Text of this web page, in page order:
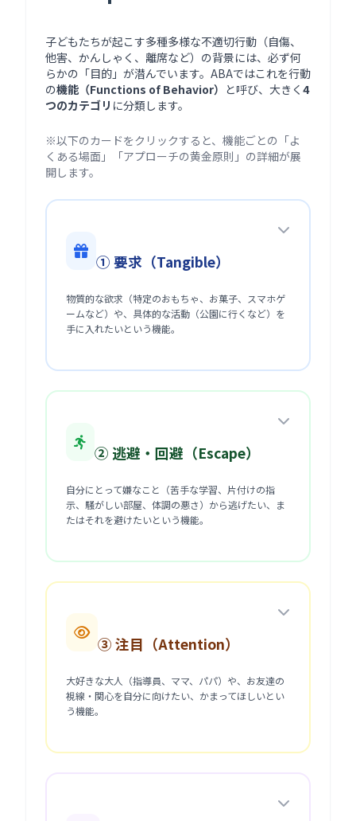
子どもたちが起こす多種多様な不適切行動（自傷、
他害、かんしゃく、離席など）の背景には、必ず何
らかの「目的」が潜んでいます。ABAではこれを行動
の機能（Functions of Behavior） と呼び、大きく 4
つのカテゴリ に分類します。
※以下のカードをクリックすると、機能ごとの「よ
くある場面」「アプローチの黄金原則」の詳細が展
開します。
① 要求（Tangible）
物質的な欲求（特定のおもちゃ、お菓子、スマホゲ
ームなど）や、具体的な活動（公園に行くなど）を
手に入れたいという機能。
② 逃避・回避（Escape）
自分にとって嫌なこと（苦手な学習、片付けの指
示、騒がしい部屋、体調の悪さ）から逃げたい、ま
たはそれを避けたいという機能。
③ 注目（Attention）
大好きな大人（指導員、ママ、パパ）や、お友達の
視線・関心を自分に向けたい、かまってほしいとい
う機能。